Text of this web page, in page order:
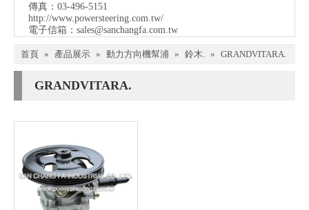
傳真：03-496-5151
http://www.powersteering.com.tw/
電子信箱： sales@sanchangfa.com.tw
首頁 » 產品展示 » 動力方向機幫浦 » 鈴木. » GRANDVITARA.
GRANDVITARA.